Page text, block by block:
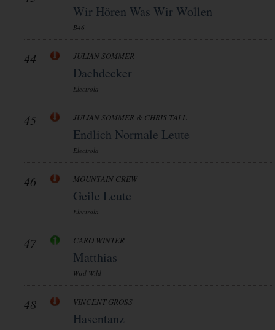
Wir Hören Was Wir Wollen
B46
44 JULIAN SOMMER
Dachdecker
Electrola
45 JULIAN SOMMER & CHRIS TALL
Endlich Normale Leute
Electrola
46 MOUNTAIN CREW
Geile Leute
Electrola
47 CARO WINTER
Matthias
Wird Wild
48 VINCENT GROSS
Hasentanz